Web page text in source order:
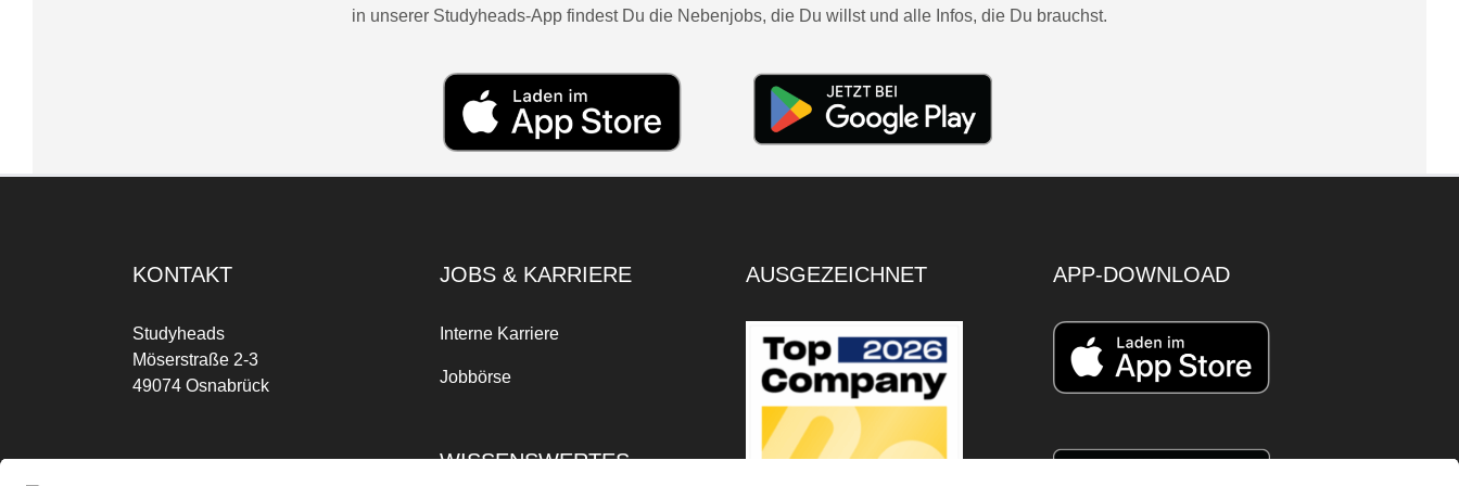
in unserer Studyheads-App findest Du die Nebenjobs, die Du willst und alle Infos, die Du brauchst.
KONTAKT
Studyheads
Möserstraße 2-3
49074 Osnabrück
JOBS & KARRIERE
Interne Karriere
Jobbörse
WISSENSWERTES
AUSGEZEICHNET APP-DOWNLOAD